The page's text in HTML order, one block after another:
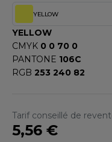
CLOTHING
DENIM
YELLOW
YELLOW
CMYK 0 0 70 0
PANTONE 106C
RGB 253 240 82
Tarif conseillé de
5,56 €